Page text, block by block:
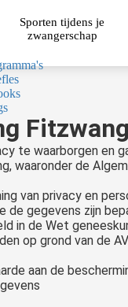
Sporten tijdens je
zwangerschap
te waarborgen en
waaronder de
van privacy en
de gegevens zijn
in de Wet
op grond van de
aan de